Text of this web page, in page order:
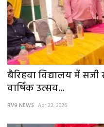
बैरिहवा विद्यालय में
वार्षिक उत्सव...
RV9 NEWS Apr 22, 2026